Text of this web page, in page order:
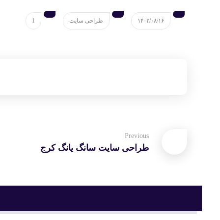
۱۴۰۲/۰۸/۱۶ طراحی سایت 1
Previous
طراحی سایت سانگ یانگ کرج